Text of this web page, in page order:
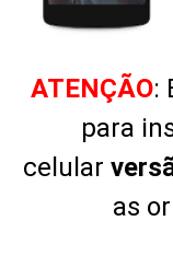
ATENÇÃO:
para
celular
as